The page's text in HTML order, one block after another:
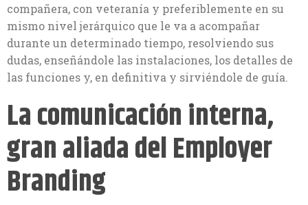
compañera, con veteranía y preferiblemente en su
mismo nivel jerárquico que le va a acompañar
durante un determinado tiempo, resolviendo sus
dudas, enseñándole las instalaciones, los detalles de
las funciones y, en definitiva y sirviéndole de guía.
La comunicación interna,
gran aliada del Employer
Branding